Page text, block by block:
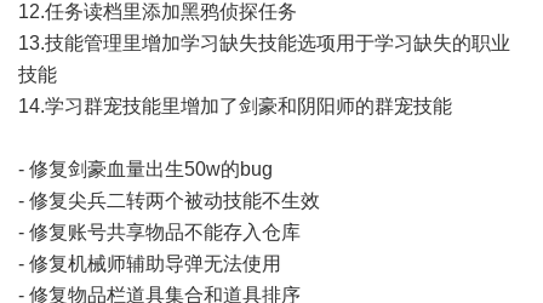
12.任务读档里添加黑鸦侦探任务
13.技能管理里增加学习缺失技能选项用于学习缺失的职业
技能
14.学习群宠技能里增加了剑豪和阴阳师的群宠技能
- 修复剑豪血量出生50w的bug
- 修复尖兵二转两个被动技能不生效
- 修复账号共享物品不能存入仓库
- 修复机械师辅助导弹无法使用
- 修复物品栏道具集合和道具排序